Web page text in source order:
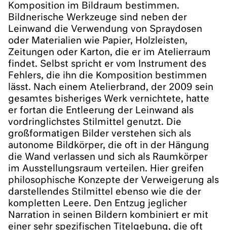
Komposition im Bildraum bestimmen.
Bildnerische Werkzeuge sind neben der
Leinwand die Verwendung von Spraydosen
oder Materialien wie Papier, Holzleisten,
Zeitungen oder Karton, die er im Atelierraum
findet. Selbst spricht er vom Instrument des
Fehlers, die ihn die Komposition bestimmen
lässt. Nach einem Atelierbrand, der 2009 sein
gesamtes bisheriges Werk vernichtete, hatte
er fortan die Entleerung der Leinwand als
vordringlichstes Stilmittel genutzt. Die
großformatigen Bilder verstehen sich als
autonome Bildkörper, die oft in der Hängung
die Wand verlassen und sich als Raumkörper
im Ausstellungsraum verteilen. Hier greifen
philosophische Konzepte der Verweigerung als
darstellendes Stilmittel ebenso wie die der
kompletten Leere. Den Entzug jeglicher
Narration in seinen Bildern kombiniert er mit
einer sehr spezifischen Titelgebung, die oft